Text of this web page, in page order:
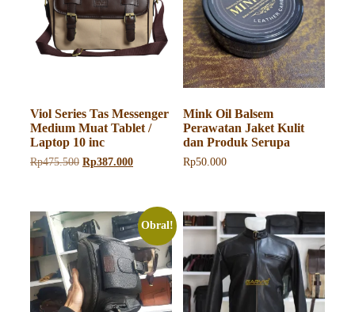
Viol Series Tas Messenger
Medium Muat Tablet /
Laptop 10 inc
Rp475.500 Harga
Rp387.000Harga
Rp387.000.
Mink Oil Balsem
Perawatan Jaket Kulit
dan Produk Serupa
Rp50.000
Obral!